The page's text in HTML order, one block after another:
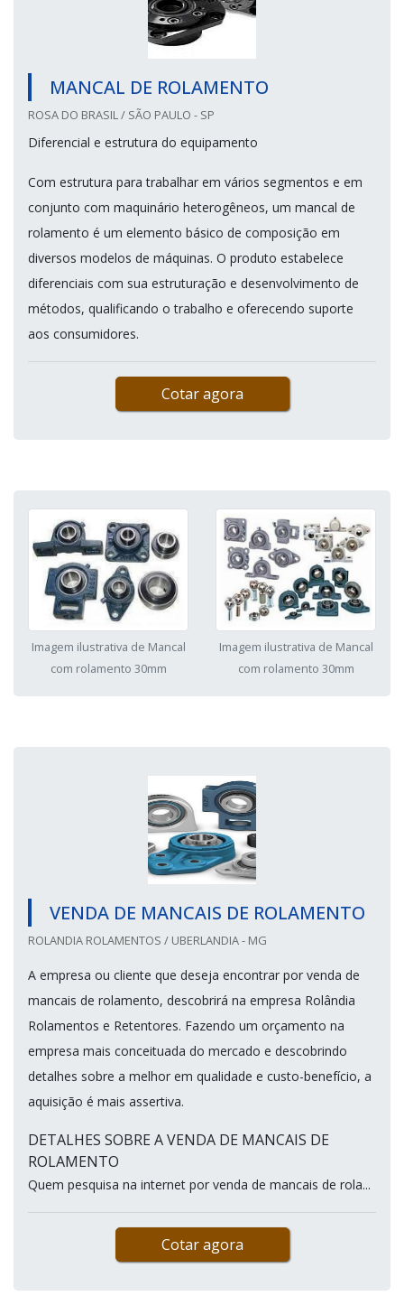
MANCAL DE ROLAMENTO
ROSA DO BRASIL / SÃO PAULO - SP
Diferencial e estrutura do equipamento
Com estrutura para trabalhar em vários segmentos e em
conjunto com maquinário heterogêneos, um mancal de
rolamento é um elemento básico de composição em
diversos modelos de máquinas. O produto estabelece
diferenciais com sua estruturação e desenvolvimento de
métodos, qualificando o trabalho e oferecendo suporte
aos consumidores.
Cotar agora
Imagem ilustrativa de Mancal
com rolamento 30mm
Imagem ilustrativa de Mancal
com rolamento 30mm
VENDA DE MANCAIS DE ROLAMENTO
ROLANDIA ROLAMENTOS / UBERLANDIA - MG
A empresa ou cliente que deseja encontrar por venda de
mancais de rolamento, descobrirá na empresa Rolândia
Rolamentos e Retentores. Fazendo um orçamento na
empresa mais conceituada do mercado e descobrindo
detalhes sobre a melhor em qualidade e custo-benefício, a
aquisição é mais assertiva.
DETALHES SOBRE A VENDA DE MANCAIS DE
ROLAMENTO
Quem pesquisa na internet por venda de mancais de rola...
Cotar agora